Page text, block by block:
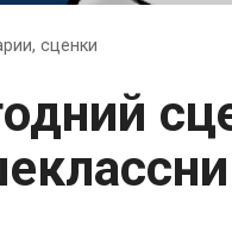
сценки